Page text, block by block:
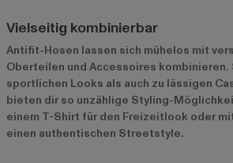
Vielseitig kombinierbar
Antifit-Hosen lassen sich mühelos mit
Oberteilen und Accessoires kombinieren.
sportlichen Looks als auch zu lässigen
bieten dir so unzählige Styling-
einem T-Shirt für den Freizeitlook oder
einen authentischen Streetstyle.